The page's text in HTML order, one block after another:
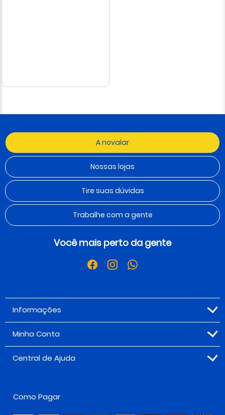
A novalar
Nossas lojas
Tire suas dúvidas
Trabalhe com a gente
Você mais perto da gente
Informações
Minha Conta
Central de Ajuda
Como Pagar